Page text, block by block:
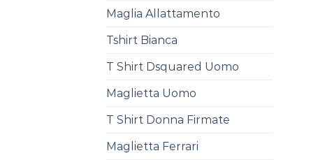
Maglia Allattamento
Tshirt Bianca
T Shirt Dsquared Uomo
Maglietta Uomo
T Shirt Donna Firmate
Maglietta Ferrari